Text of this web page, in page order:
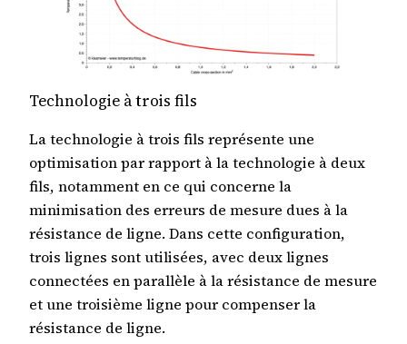
Technologie à trois fils
La technologie à trois fils représente une
optimisation par rapport à la technologie à deux
fils, notamment en ce qui concerne la
minimisation des erreurs de mesure dues à la
résistance de ligne. Dans cette configuration,
trois lignes sont utilisées, avec deux lignes
connectées en parallèle à la résistance de mesure
et une troisième ligne pour compenser la
résistance de ligne.